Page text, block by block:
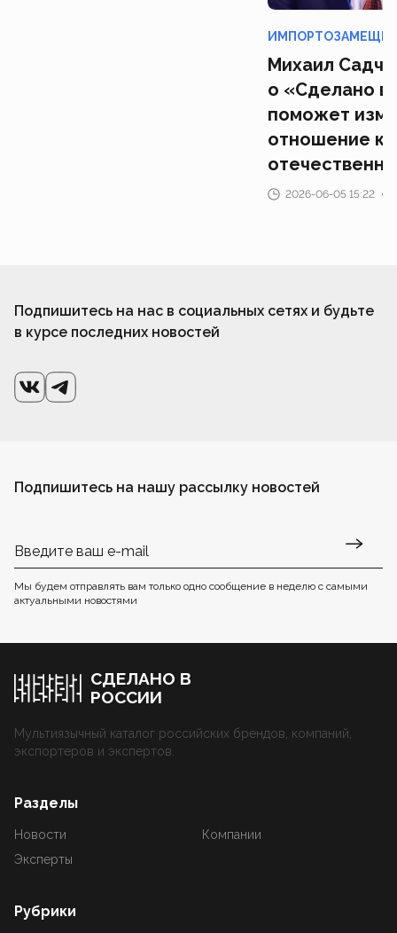
Михаил
о «Сделано в
поможет
отношение к
2026-06-05 15:22
Подпишитесь на нас в социальных сетях и будьте
в курсе последних новостей
Подпишитесь на нашу рассылку новостей
Мы будем отправлять вам только одно сообщение в неделю с самыми
актуальными новостями
СДЕЛАНО В
РОССИИ
Мультиязычный каталог российских брендов, компаний,
экспортеров и экспертов.
Разделы
Новости
Компании
Эксперты
Рубрики